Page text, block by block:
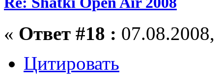
« Ответ #18 :
Цитировать